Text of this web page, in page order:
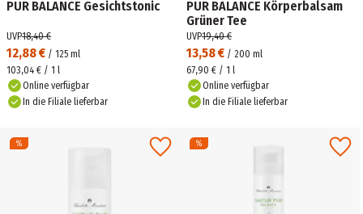
PUR BALANCE Gesichtstonic
12,88 € / 125 ml
UVP18,40 €
103,04 € / 1 l
Online verfügbar
In die Filiale lieferbar
PUR BALANCE Körperbalsam
Grüner Tee
13,58 € / 200 ml
UVP19,40 €
67,90 € / 1 l
Online verfügbar
In die Filiale lieferbar